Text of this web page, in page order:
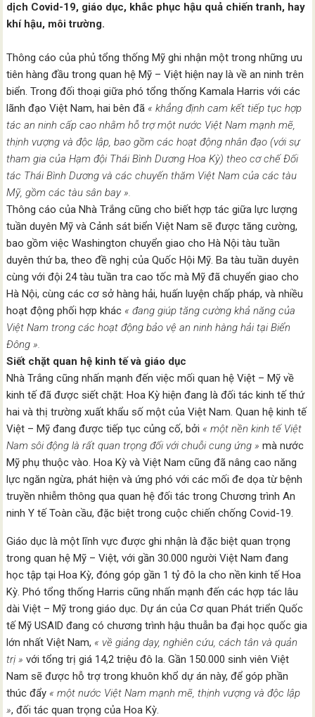
dịch Covid-19, giáo dục, khắc phục hậu quả chiến tranh, hay
khí hậu, môi trường.
Thông cáo của phủ tổng thống Mỹ ghi nhận một trong những ưu
tiên hàng đầu trong quan hệ Mỹ – Việt hiện nay là về an ninh trên
biển. Trong đối thoại giữa phó tổng thống Kamala Harris với các
lãnh đạo Việt Nam, hai bên đã « khẳng định cam kết tiếp tục hợp
tác an ninh cấp cao nhằm hỗ trợ một nước Việt Nam mạnh mẽ,
thịnh vượng và độc lập, bao gồm các hoạt động nhân đạo (với sự
tham gia của Hạm đội Thái Bình Dương Hoa Kỳ) theo cơ chế Đối
tác Thái Bình Dương và các chuyến thăm Việt Nam của các tàu
Mỹ, gồm các tàu sân bay ».
Thông cáo của Nhà Trắng cũng cho biết hợp tác giữa lực lượng
tuần duyên Mỹ và Cảnh sát biển Việt Nam sẽ được tăng cường,
bao gồm việc Washington chuyển giao cho Hà Nội tàu tuần
duyên thứ ba, theo đề nghị của Quốc Hội Mỹ. Ba tàu tuần duyên
cùng với đội 24 tàu tuần tra cao tốc mà Mỹ đã chuyển giao cho
Hà Nội, cùng các cơ sở hàng hải, huấn luyện chấp pháp, và nhiều
hoạt động phối hợp khác « đang giúp tăng cường khả năng của
Việt Nam trong các hoạt động bảo vệ an ninh hàng hải tại Biển
Đông ».
Siết chặt quan hệ kinh tế và giáo dục
Nhà Trắng cũng nhấn mạnh đến việc mối quan hệ Việt – Mỹ về
kinh tế đã được siết chặt: Hoa Kỳ hiện đang là đối tác kinh tế thứ
hai và thị trường xuất khẩu số một của Việt Nam. Quan hệ kinh tế
Việt – Mỹ đang được tiếp tục củng cố, bởi « một nền kinh tế Việt
Nam sôi động là rất quan trọng đối với chuỗi cung ứng » mà nước
Mỹ phụ thuộc vào. Hoa Kỳ và Việt Nam cũng đã nâng cao năng
lực ngăn ngừa, phát hiện và ứng phó với các mối đe dọa từ bệnh
truyền nhiễm thông qua quan hệ đối tác trong Chương trình An
ninh Y tế Toàn cầu, đặc biệt trong cuộc chiến chống Covid-19.
Giáo dục là một lĩnh vực được ghi nhận là đặc biệt quan trọng
trong quan hệ Mỹ – Việt, với gần 30.000 người Việt Nam đang
học tập tại Hoa Kỳ, đóng góp gần 1 tỷ đô la cho nền kinh tế Hoa
Kỳ. Phó tổng thống Harris cũng nhấn mạnh đến các hợp tác lâu
dài Việt – Mỹ trong giáo dục. Dự án của Cơ quan Phát triển Quốc
tế Mỹ USAID đang có chương trình hậu thuẫn ba đại học quốc gia
lớn nhất Việt Nam, « về giảng dạy, nghiên cứu, cách tân và quản
trị » với tổng trị giá 14,2 triệu đô la. Gần 150.000 sinh viên Việt
Nam sẽ được hỗ trợ trong khuôn khổ dự án này, để góp phần
thúc đẩy « một nước Việt Nam mạnh mẽ, thịnh vượng và độc lập
», đối tác quan trọng của Hoa Kỳ.